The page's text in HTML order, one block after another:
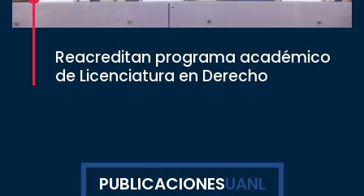
Reacreditan programa académico
de Licenciatura en Derecho
PUBLICACIONESUANL